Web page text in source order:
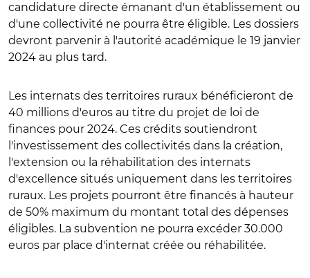
candidature directe émanant d'un établissement ou
d'une collectivité ne pourra être éligible. Les dossiers
devront parvenir à l'autorité académique le 19 janvier
2024 au plus tard.
Les internats des territoires ruraux bénéficieront de
40 millions d'euros au titre du projet de loi de
finances pour 2024. Ces crédits soutiendront
l'investissement des collectivités dans la création,
l'extension ou la réhabilitation des internats
d'excellence situés uniquement dans les territoires
ruraux. Les projets pourront être financés à hauteur
de 50% maximum du montant total des dépenses
éligibles. La subvention ne pourra excéder 30.000
euros par place d'internat créée ou réhabilitée.